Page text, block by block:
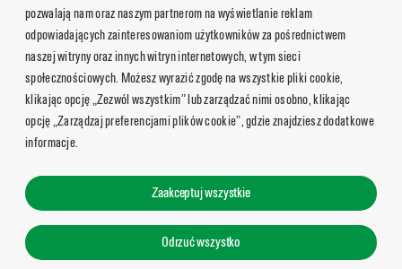
pozwalają nam oraz naszym partnerom na wyświetlanie reklam
odpowiadających zainteresowaniom użytkowników za pośrednictwem
naszej witryny oraz innych witryn internetowych, w tym sieci
społecznościowych. Możesz wyrazić zgodę na wszystkie pliki cookie,
klikając opcję „Zezwól wszystkim” lub zarządzać nimi osobno, klikając
opcję „Zarządzaj preferencjami plików cookie”, gdzie znajdziesz dodatkowe
informacje.
Zaakceptuj wszystkie
Odrzuć wszystko